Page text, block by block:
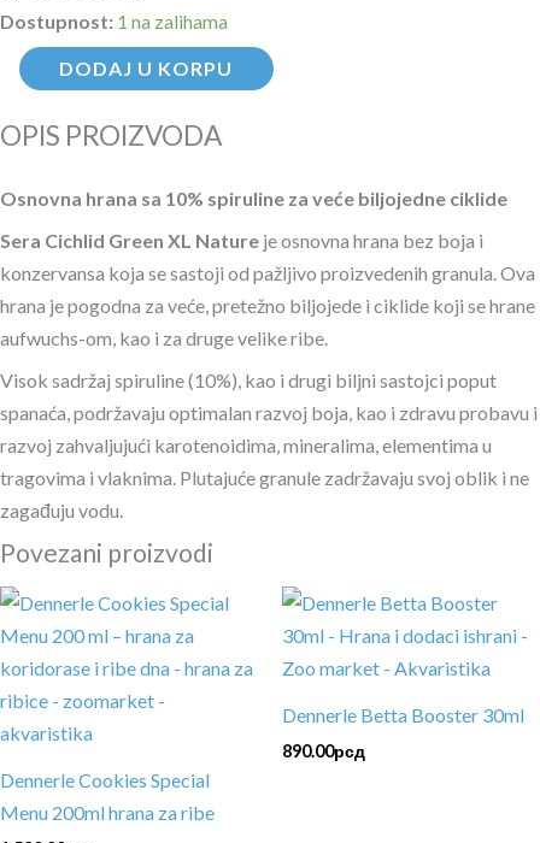
Dostupnost: 1 na zalihama
DODAJ U KORPU
OPIS PROIZVODA
Osnovna hrana sa 10% spiruline za veće biljojedne ciklide
Sera Cichlid Green XL Nature je osnovna hrana bez boja i
konzervansa koja se sastoji od pažljivo proizvedenih granula. Ova
hrana je pogodna za veće, pretežno biljojede i ciklide koji se hrane
aufwuchs-om, kao i za druge velike ribe.
Visok sadržaj spiruline (10%), kao i drugi biljni sastojci poput
spanaća, podržavaju optimalan razvoj boja, kao i zdravu probavu i
razvoj zahvaljujući karotenoidima, mineralima, elementima u
tragovima i vlaknima. Plutajuće granule zadržavaju svoj oblik i ne
zagađuju vodu.
Povezani proizvodi
Dennerle Cookies Special
Menu 200ml hrana za ribe
Dennerle Betta Booster 30ml
890.00рсд